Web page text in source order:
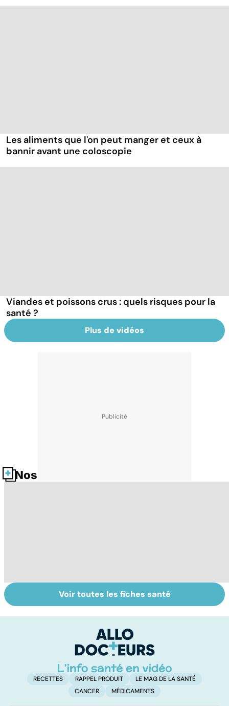
Les aliments que l'on peut manger et ceux à
bannir avant une coloscopie
Viandes et poissons crus : quels risques pour la
santé ?
Plus de vidéos
Nos fiches santé
Tout savoir sur
les infections
Inflammation des
amygdales : que
d'angine ?
Voir toutes les fiches santé
RECETTES RAPPEL PRODUIT
LE MAG DE LA SANTÉ
CANCER
MÉDICAMENTS